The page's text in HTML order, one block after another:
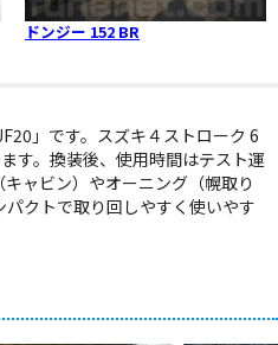
ドンジー 152 BR
」です。スズキ４ストローク 6
す。換装後、使用時間はテスト運
ャビン）やオーニング（幌取り
クトで取り回しやすく使いやす